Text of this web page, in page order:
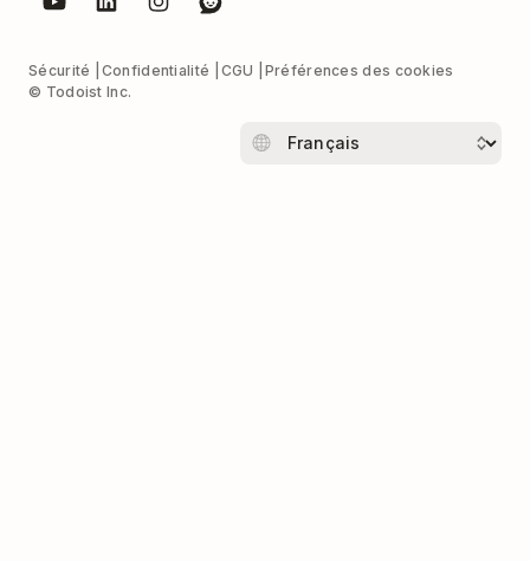
Sécurité Confidentialité CGU
Préférences des cookies
© Todoist Inc.